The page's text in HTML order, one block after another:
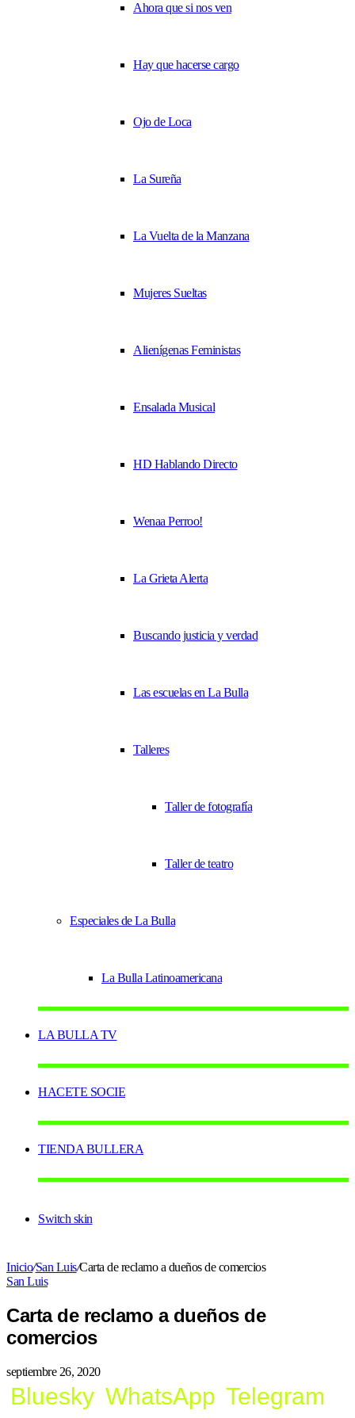
Ahora que si nos ven
Hay que hacerse cargo
Ojo de Loca
La Sureña
La Vuelta de la Manzana
Mujeres Sueltas
Alienígenas Feministas
Ensalada Musical
HD Hablando Directo
Wenaa Perroo!
La Grieta Alerta
Buscando justicia y verdad
Las escuelas en La Bulla
Talleres
Taller de fotografía
Taller de teatro
Especiales de La Bulla
La Bulla Latinoamericana
LA BULLA TV
HACETE SOCIE
TIENDA BULLERA
Switch skin
Inicio/San Luis/Carta de reclamo a dueños de comercios
San Luis
Carta de reclamo a dueños de
comercios
septiembre 26, 2020
Bluesky WhatsApp Telegram